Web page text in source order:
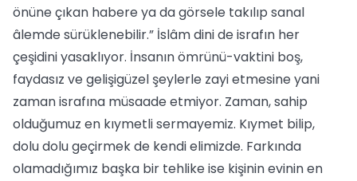
önüne çıkan habere ya da görsele takılıp sanal
âlemde sürüklenebilir.” İslâm dini de israfın her
çeşidini yasaklıyor. İnsanın ömrünü-vaktini boş,
faydasız ve gelişigüzel şeylerle zayi etmesine yani
zaman israfına müsaade etmiyor. Zaman, sahip
olduğumuz en kıymetli sermayemiz. Kıymet bilip,
dolu dolu geçirmek de kendi elimizde. Farkında
olamadığımız başka bir tehlike ise kişinin evinin en